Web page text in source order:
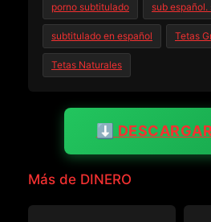
porno subtitulado sub español.
subtitulado en español Tetas
Tetas Naturales
⬇️
Más de DINERO